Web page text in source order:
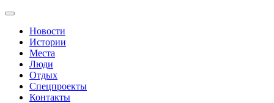
Новости
Истории
Места
Люди
Отдых
Спецпроекты
Контакты